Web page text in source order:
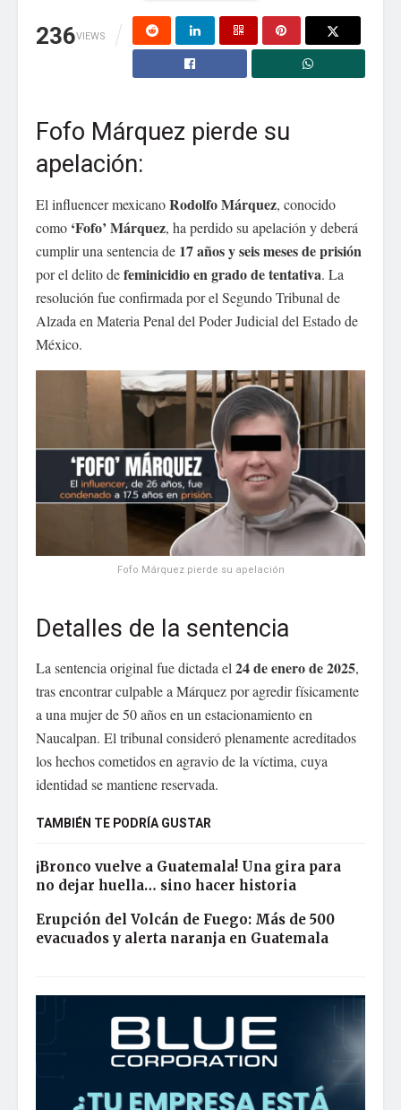
236VIEWS
Fofo Márquez pierde su
apelación:
El influencer mexicanoRodolfo Márquez, conocido
como ‘Fofo’ Márquez, ha perdido su apelación y deberá
cumplir una sentencia de 17 años y seis meses de prisión
por el delito defeminicidio en grado de tentativa. La
resolución fue confirmada por el Segundo Tribunal de
Alzada en Materia Penal del Poder Judicial del Estado de
México.
Fofo Márquez pierde su apelación
Detalles de la sentencia
La sentencia original fue dictada el24 de enero de 2025,
tras encontrar culpable a Márquez por agredir físicamente
a una mujer de 50 años en un estacionamiento en
Naucalpan. El tribunal consideró plenamente acreditados
los hechos cometidos en agravio de la víctima, cuya
identidad se mantiene reservada.
TAMBIÉN TE PODRÍA GUSTAR
¡Bronco vuelve a Guatemala! Una gira para
no dejar huella… sino hacer historia
Erupción del Volcán de Fuego: Más de 500
evacuados y alerta naranja en Guatemala